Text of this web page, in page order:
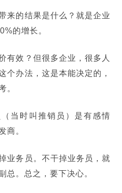
来的结果是什么？就是企业
的增长。
有效？但很多企业，很多人
个办法，这是本能决定的，
。
当时叫推销员）是有感情
商。
业务员。不干掉业务员，就
总。总之，要下决心。